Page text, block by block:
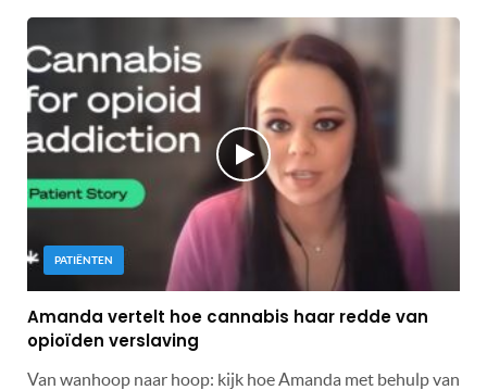
PATIËNTEN
Amanda vertelt hoe cannabis haar redde van
opioïden verslaving
Van wanhoop naar hoop: kijk hoe Amanda met behulp van